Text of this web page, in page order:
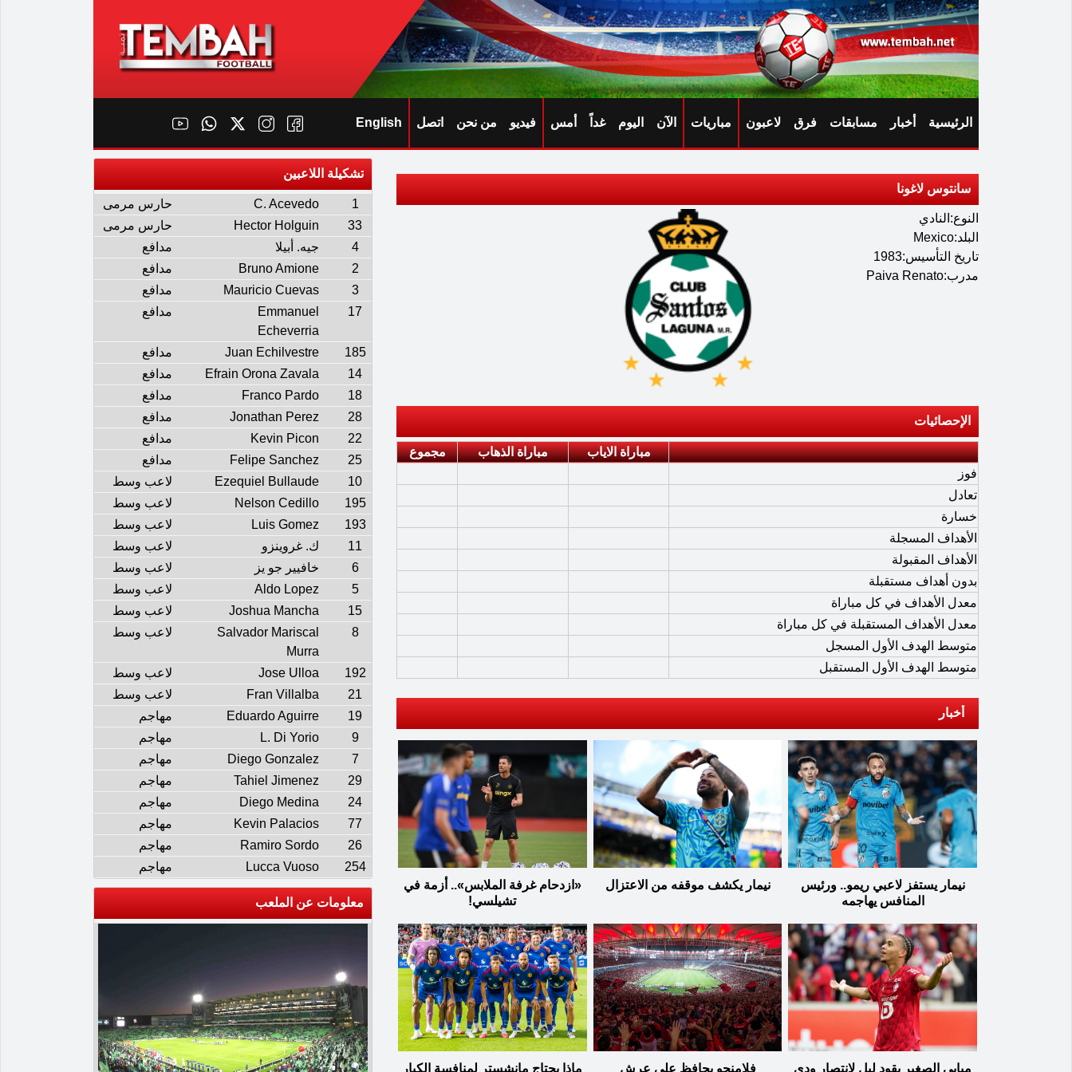
الرئيسية أخبار مسابقات فرق لاعبون مباريات الآن اليوم غداً أمس فيديو من نحن اتصل English
سانتوس لاغونا
النوع:النادي
البلد:Mexico
تاريخ التأسيس:1983
مدرب:Paiva Renato
الإحصائيات
مباراة الاياب مباراة الذهاب
مجموع
فوز
تعادل
خسارة
الأهداف المسجلة
الأهداف المقبولة
بدون أهداف مستقبلة
معدل الأهداف في كل مباراة
معدل الأهداف المستقبلة في كل مباراة
متوسط الهدف الأول المسجل
متوسط الهدف الأول المستقبل
أخبار
نيمار يستفز لاعبي ريمو.. ورئيس
المنافس يهاجمه
نيمار يكشف موقفه من الاعتزال
«ازدحام غرفة الملابس».. أزمة في
تشيلسي!
مبابي الصغير يقود ليل لانتصار ودي فلامنجو يحافظ على عرش ماذا يحتاج مانشستر لمنافسة الكبار
تشكيلة اللاعبين
1
C. Acevedo
حارس مرمى
33
Hector Holguin
حارس مرمى
4
جيه. أبيلا
مدافع
2
Bruno Amione
مدافع
3
Mauricio Cuevas
مدافع
17
Emmanuel
Echeverria
مدافع
185
Juan Echilvestre
مدافع
14
Efrain Orona Zavala
مدافع
18
Franco Pardo
مدافع
28
Jonathan Perez
مدافع
22
Kevin Picon
مدافع
25
Felipe Sanchez
مدافع
10
Ezequiel Bullaude
لاعب وسط
195
Nelson Cedillo
لاعب وسط
193
Luis Gomez
لاعب وسط
11
ك. غروينزو
لاعب وسط
6
خافيير جو يز
لاعب وسط
5
Aldo Lopez
لاعب وسط
15
Joshua Mancha
لاعب وسط
8
Salvador Mariscal
Murra
لاعب وسط
192
Jose Ulloa
لاعب وسط
21
Fran Villalba
لاعب وسط
19
Eduardo Aguirre
مهاجم
9
L. Di Yorio
مهاجم
7
Diego Gonzalez
مهاجم
29
Tahiel Jimenez
مهاجم
24
Diego Medina
مهاجم
77
Kevin Palacios
مهاجم
26
Ramiro Sordo
مهاجم
254
Lucca Vuoso مهاجم
معلومات عن الملعب